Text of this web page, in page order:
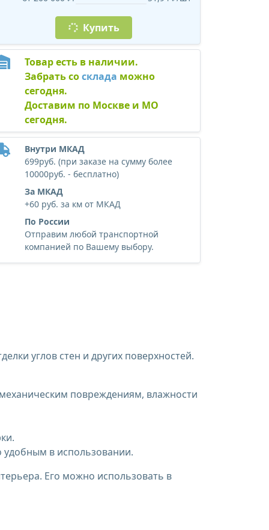
Купить
Товар есть в наличии.
Забрать сосклада можно
сегодня.
Доставим по Москве и МО
сегодня.
Внутри МКАД
699руб. (при заказе на сумму более
10000руб. - бесплатно)
За МКАД
+60 руб. за км от МКАД
По России
Отправим любой транспортной
компанией по Вашему выбору.
углов стен и других поверхностей.
повреждениям, влажности
удобным в использовании.
Его можно использовать в